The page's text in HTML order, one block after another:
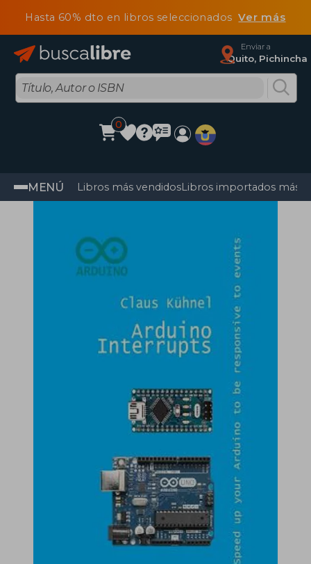
Hasta 60% dto en libros seleccionadosVer más
Enviar a
Quito, Pichincha
0
MENÚ Libros más vendidosLibros importados más